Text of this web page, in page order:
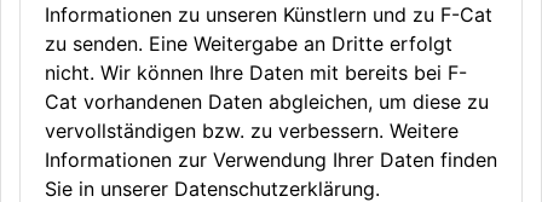
Informationen zu unseren Künstlern und zu F-Cat
zu senden. Eine Weitergabe an Dritte erfolgt
nicht. Wir können Ihre Daten mit bereits bei F-
Cat vorhandenen Daten abgleichen, um diese zu
vervollständigen bzw. zu verbessern. Weitere
Informationen zur Verwendung Ihrer Daten finden
Sie in unserer Datenschutzerklärung.